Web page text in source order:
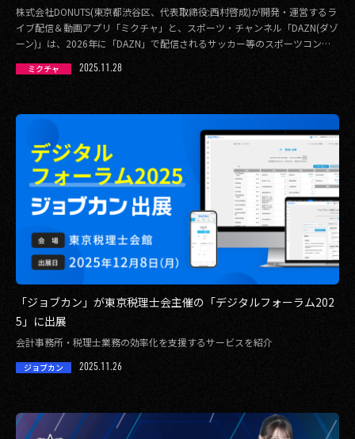
株式会社DONUTS(東京都渋谷区、代表取締役:西村啓成)が開発・運営するラ
イブ配信＆動画アプリ「ミクチャ」と、スポーツ・チャンネル「DAZN(ダゾ
ーン)」は、2026年に「DAZN」で配信されるサッカー等のスポーツコン
ミクチャ 2025.11.28
「ジョブカン」が東京税理士会主催の「デジタルフォーラム202
5」に出展
会計事務所・税理士業務の効率化を支援するサービスを紹介
ジョブカン 2025.11.26